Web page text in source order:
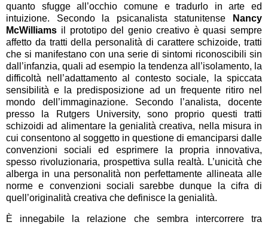
quanto sfugge all’occhio comune e tradurlo in arte ed
intuizione. Secondo la psicanalista statunitense
Nancy
McWilliams il prototipo del genio creativo è quasi sempre
affetto da tratti della personalità di carattere schizoide, tratti
che si manifestano con una serie di sintomi riconoscibili sin
dall’infanzia, quali ad esempio la tendenza all’isolamento, la
difficoltà nell’adattamento al contesto sociale, la spiccata
sensibilità e la predisposizione ad un frequente ritiro nel
mondo dell’immaginazione. Secondo l’analista, docente
presso la Rutgers University, sono proprio questi tratti
schizoidi ad alimentare la genialità creativa, nella misura in
cui consentono al soggetto in questione di emanciparsi dalle
convenzioni sociali ed esprimere la propria innovativa,
spesso rivoluzionaria, prospettiva sulla realtà. L’unicità che
alberga in una personalità non perfettamente allineata alle
norme e convenzioni sociali sarebbe dunque la cifra di
quell’originalità creativa che definisce la genialità.
È innegabile la relazione che sembra intercorrere tra